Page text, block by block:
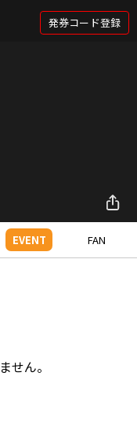
発券コード登録
EVENT FAN
せん。